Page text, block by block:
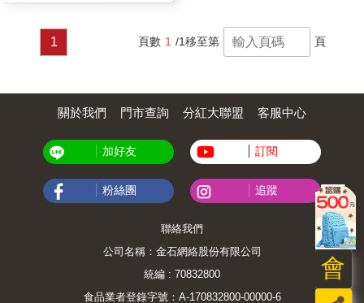
1 頁數 1 /1移至第 頁
會
關於我們 門市查詢 分紅大聯盟 客服中心
加好友 訂閱
粉絲團 追蹤
聯絡我們
公司名稱：金石網絡股份有限公司
統編 : 70832800
食品業者登錄字號：A-170832800-00000-6